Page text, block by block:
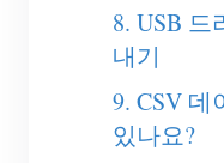
FAQ
뉴스
블로그
IAMMETER
포럼
App Store
회사 소개
8. USB
내기
9. CSV 데
있나요?